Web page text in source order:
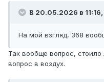
В 20.05.2026 в 11:16,
На мой взгляд, 368
Так вообще вопрос, стоило
вопрос в воздух.